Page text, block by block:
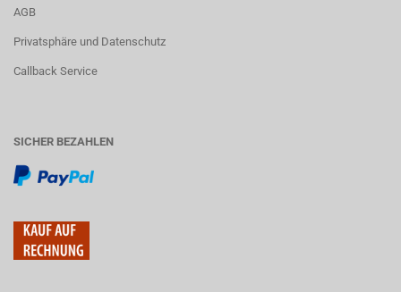
AGB
Privatsphäre und Datenschutz
Callback Service
SICHER BEZAHLEN